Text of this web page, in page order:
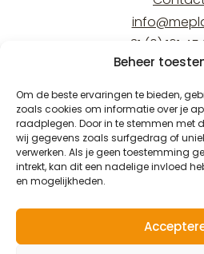
Beheer
Om de beste ervaringen te bieden,
zoals cookies om informatie over je
raadplegen. Door in te stemmen met
wij gegevens zoals surfgedrag of
verwerken. Als je geen toestemming
intrekt, kan dit een nadelige invloed
en mogelijkheden.
+31 (0) 161
Kantoor/
Burgemeester
5126 PT
Magazijn/
Burgemeester
5126 PT